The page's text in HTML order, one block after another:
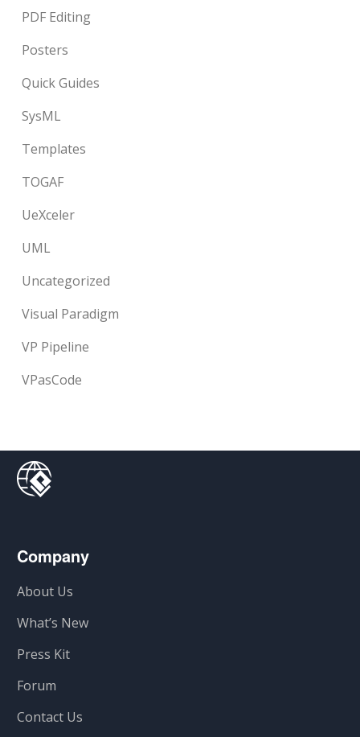
PDF Editing
Posters
Quick Guides
SysML
Templates
TOGAF
UeXceler
UML
Uncategorized
Visual Paradigm
VP Pipeline
VPasCode
Company
About Us
What’s New
Press Kit
Forum
Contact Us